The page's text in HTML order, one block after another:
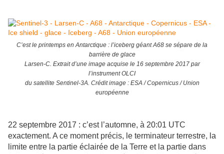
C’est le printemps en Antarctique : l’iceberg géant A68 se sépare de la
barrière de glace
Larsen-C. Extrait d’une image acquise le 16 septembre 2017 par
l’instrument OLCI
du satellite Sentinel-3A. Crédit image : ESA / Copernicus / Union
européenne
22 septembre 2017 : c’est l’automne, à 20:01 UTC
exactement. A ce moment précis, le terminateur terrestre, la
limite entre la partie éclairée de la Terre et la partie dans